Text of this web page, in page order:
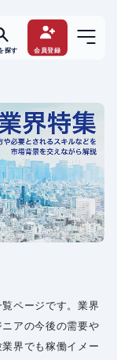
探す 会員登録
ページです。業界
アの今後の需要や
界でも稼働イメー